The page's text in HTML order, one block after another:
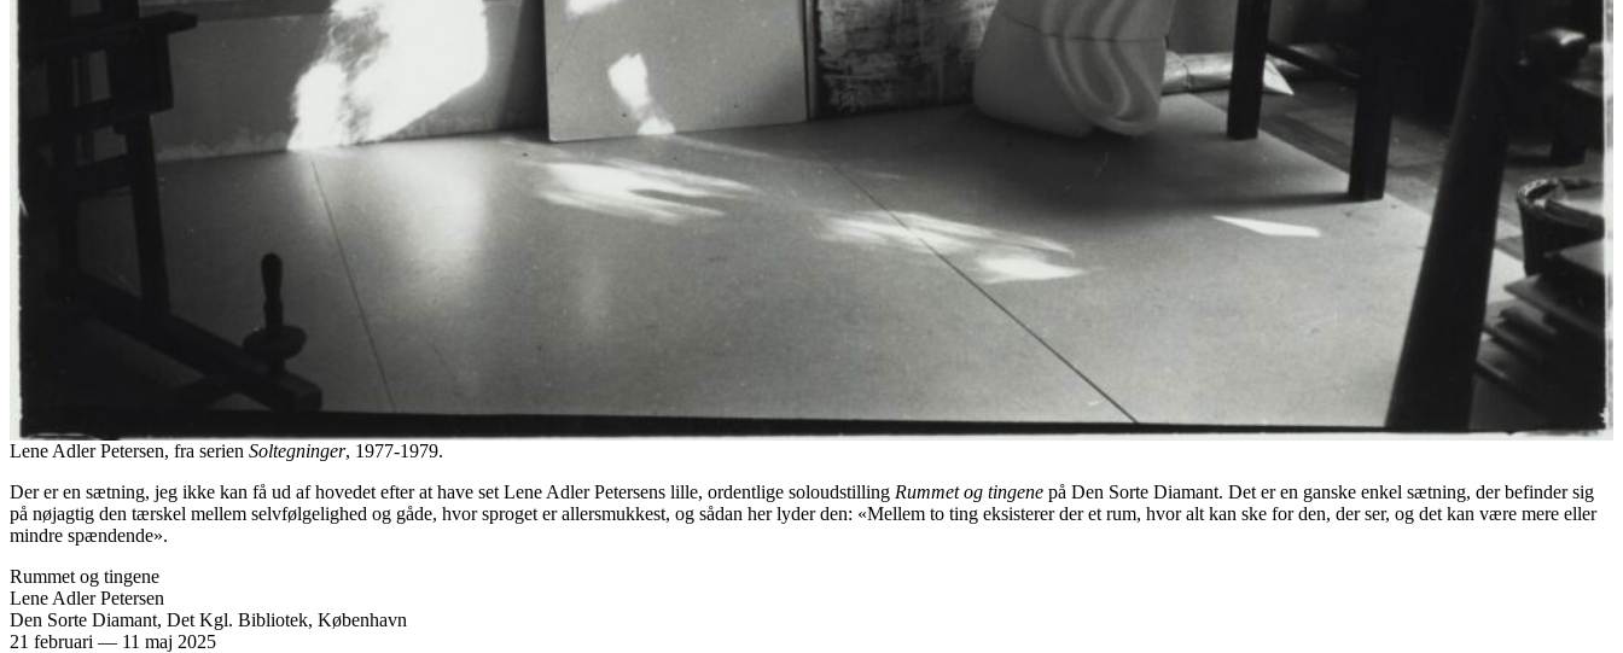
Lene Adler Petersen, fra serien Soltegninger, 1977-1979.
Der er en sætning, jeg ikke kan få ud af hovedet efter at have set Lene Adler Petersens lille, ordentlige soloudstilling Rummet og tingene på Den Sorte Diamant. Det er en ganske enkel sætning, der befinder sig
på nøjagtig den tærskel mellem selvfølgelighed og gåde, hvor sproget er allersmukkest, og sådan her lyder den: «Mellem to ting eksisterer der et rum, hvor alt kan ske for den, der ser, og det kan være mere eller
mindre spændende».
Rummet og tingene
Lene Adler Petersen
Den Sorte Diamant, Det Kgl. Bibliotek, København
21 februari — 11 maj 2025